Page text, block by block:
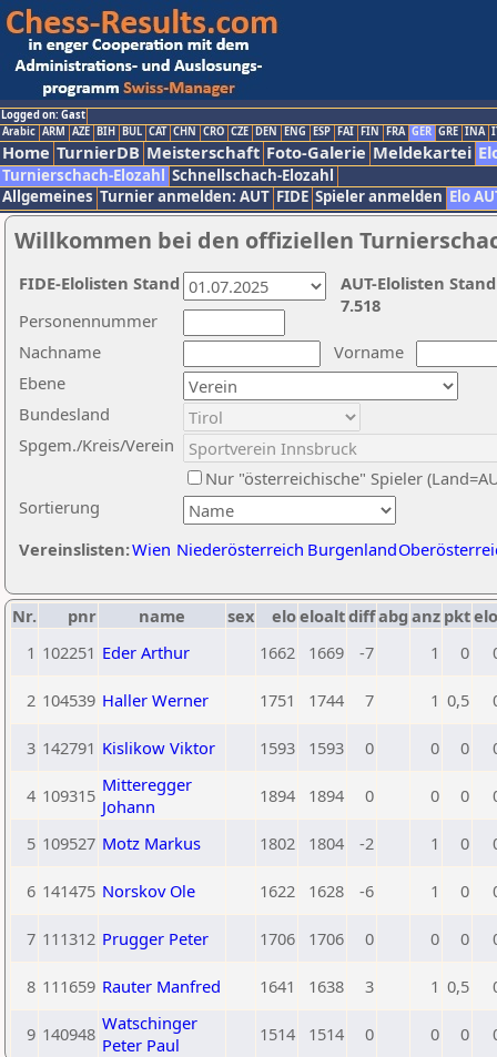
Logged on: Gast
Arabic ARM AZE BIH BUL CAT CHN CRO CZE DEN ENG ESP FAI FIN FRA GER GRE INA
Home TurnierDB Meisterschaft Foto-Galerie Meldekartei
Turnierschach-Elozahl Schnellschach-Elozahl
Allgemeines Turnier anmelden: AUT FIDE Spieler anmelden Elo
Willkommen bei den offiziellen
Nachname
Vorname
Ebene
Sortierung
Personennummer
Bundesland
Spgem./Kreis/Verein
Nur "österreichische" Spieler
Vereinslisten:Wien Niederösterreich Burgenland
AUT-Elolisten
7.518
FIDE-Elolisten Stand
Nr. pnr name sex eloeloaltdiffabg anz pkt
1 102251 Eder Arthur 1662 1669 -7 1 0
2 104539 Haller Werner 1751 1744 7 1 0,5
3 142791 Kislikow Viktor 1593 1593 0 0 0
4 109315 Mitteregger
Johann
1894 1894 0 0 0
5 109527 Motz Markus 1802 1804 -2 1 0
6 141475 Norskov Ole 1622 1628 -6 1 0
7 111312 Prugger Peter 1706 1706 0 0 0
8 111659 Rauter Manfred 1641 1638 3 1 0,5
9 140948 Watschinger
Peter Paul
1514 1514 0 0 0